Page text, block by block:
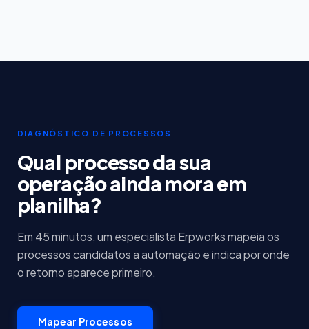
DIAGNÓSTICO DE PROCESSOS
Qual processo da sua
operação ainda mora em
planilha?
Em 45 minutos, um especialista Erpworks mapeia os
processos candidatos a automação e indica por onde
o retorno aparece primeiro.
Mapear Processos